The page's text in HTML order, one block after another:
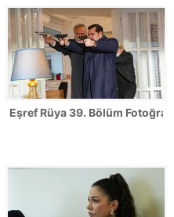
Eşref Rüya 39. Bölüm